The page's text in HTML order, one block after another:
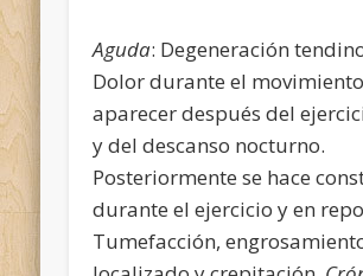
Aguda: Degeneración
Dolor durante el
aparecer después del
y del descanso nocturno.
Posteriormente se hace
durante el ejercicio y en
Tumefacción,